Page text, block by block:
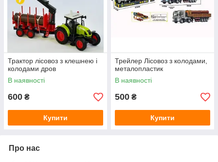
Трактор лісовоз з клешнею і
колодами дров
В наявності
600 ₴
Купити
Трейлер Лісовоз з колодами,
металопластик
В наявності
500 ₴
Купити
Про нас